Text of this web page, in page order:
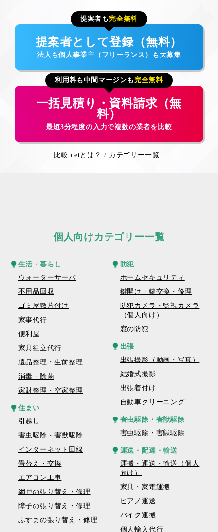
提案者も 完全無料
提案者として登録（無料）
法人も個人事業主（フリーランス）も大募集
利用料も中間マージンも 完全無料
一括見積り・資料請求（無
料）
最短3分程度の入力で複数の業者を比較
比較.netとは？ カテゴリー一覧
個人向けカテゴリー一覧
生活・暮らし
ウォーターサーバ
不用品回収
ゴミ屋敷片付け
家事代行
便利屋
家具組立代行
遺品整理・生前整理
消毒・除菌
家財整理・空家整理
住まい
引越し
害虫駆除・害獣駆除
インターネット回線
畳替え・交換
エアコン工事
網戸の張り替え・修理
障子の張り替え・修理
ふすまの張り替え・修理
防犯
ホームセキュリティ
鍵開け・鍵交換・修理
防犯カメラ・監視カメラ
（個人向け）
窓の防犯
出張
出張撮影（動画・写真）
結婚式撮影
出張着付け
自動車クリーニング
害虫駆除・害獣駆除
害虫駆除・害獣駆除
運送・配達・輸送
運搬・運送・輸送（個人
向け）
家具・家電運搬
ピアノ運送
バイク運搬
個人輸入代行